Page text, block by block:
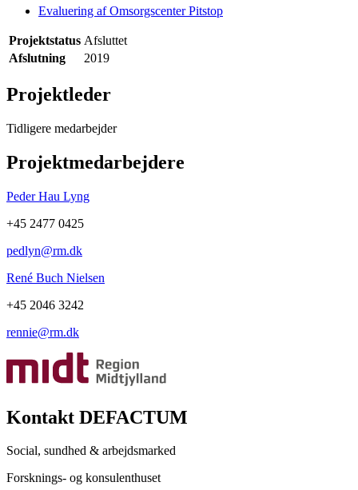
Evaluering af Omsorgscenter Pitstop
Projektstatus Afsluttet
Afslutning
2019
Projektleder
Tidligere medarbejder
Projektmedarbejdere
Peder Hau Lyng
+45 2477 0425
pedlyn@rm.dk
René Buch Nielsen
+45 2046 3242
rennie@rm.dk
Kontakt DEFACTUM
Social, sundhed & arbejdsmarked
Forsknings- og konsulenthuset